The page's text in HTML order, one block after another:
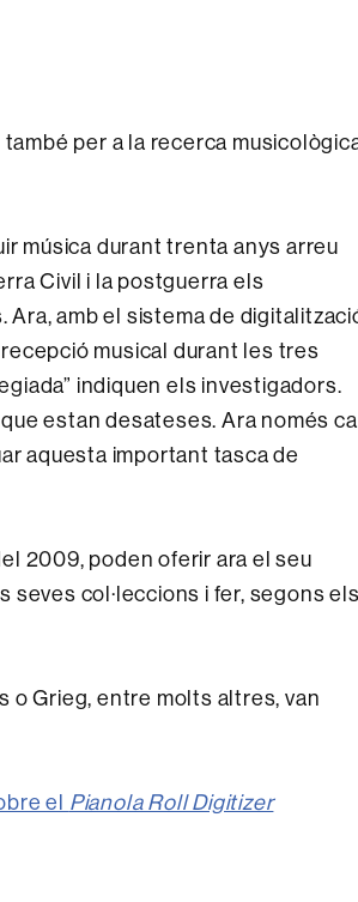
per a la recerca
música durant trenta anys arreu
Civil i la postguerra els
amb el sistema de
musical durant les tres
indiquen els investigadors.
estan desateses. Ara només
aquesta important tasca de
2009, poden oferir ara el seu
col·leccions i fer, segons
o Grieg, entre molts altres, van
el Pianola Roll Digitizer